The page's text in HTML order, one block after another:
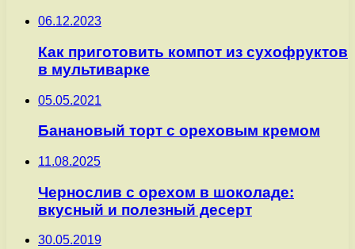
06.12.2023
Как приготовить компот из сухофруктов
в мультиварке
05.05.2021
Банановый торт с ореховым кремом
11.08.2025
Чернослив с орехом в шоколаде:
вкусный и полезный десерт
30.05.2019